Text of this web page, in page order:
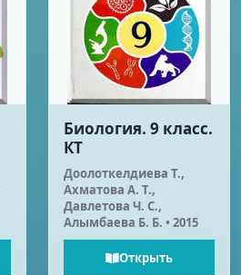
Биология. 9 класс.
КТ
Доолоткелдиева Т.,
Ахматова А. Т.,
Давлетова Ч. С.,
Алымбаева Б. Б. • 2015
Открыть